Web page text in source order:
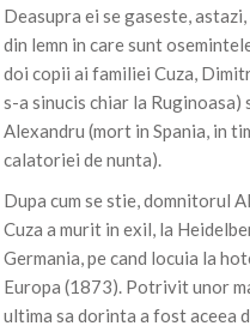
Deasupra ei se gaseste,
din lemn in care sunt
doi copii ai familiei Cuza,
s-a sinucis chiar la Ruginoasa)
Alexandru (mort in Spania, in
calatoriei de nunta).
Dupa cum se stie, domnitorul
Cuza a murit in exil, la
Germania, pe cand locuia la
Europa (1873). Potrivit unor
ultima sa dorinta a fost aceea